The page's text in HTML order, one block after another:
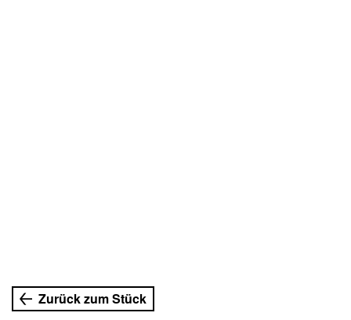
Zurück zum Stück